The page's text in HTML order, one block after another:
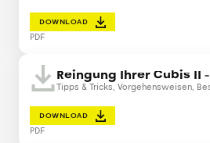
DOWNLOAD
PDF
Reingung Ihrer Cubis II
Tipps & Tricks, Vorgehensweisen,
DOWNLOAD
PDF